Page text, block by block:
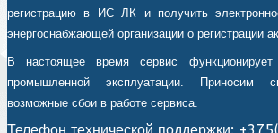
регистрацию в ИС ЛК и получить
энергоснабжающей организации о регистрации
В настоящее время сервис
промышленной эксплуатации. Приносим
возможные сбои в работе сервиса.
Телефон технической поддержки: